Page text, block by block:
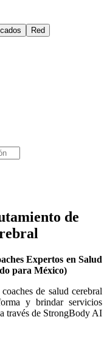
Red
de
Expertos en Salud
para México)
de salud cerebral
y brindar servicios
través de StrongBody AI